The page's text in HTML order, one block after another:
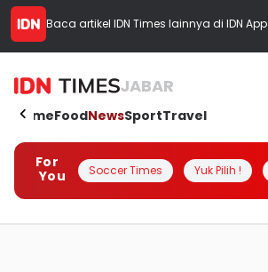
Baca artikel IDN Times lainnya di IDN App
JABAR
HomeFoodNewsSportTravel
For
You
Soccer Times Yuk Pilih !